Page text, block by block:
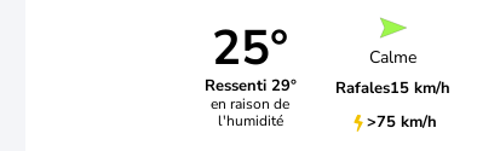
25°
Ressenti 29°
en raison de
l'humidité
Calme
Rafales15 km/h
>75 km/h